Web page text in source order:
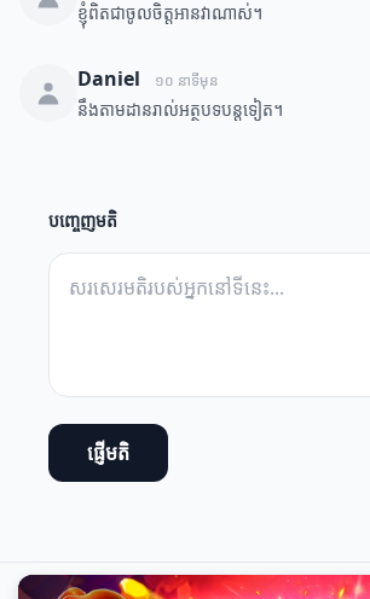
ខ្ញុំពិតជាចូលចិត្តអានវាណាស់។
Daniel ១០ នាទីមុន
នឹងតាមដានរាល់អត្ថបទបន្តទៀត។
បញ្ចេញមតិ
ផ្ញើមតិ